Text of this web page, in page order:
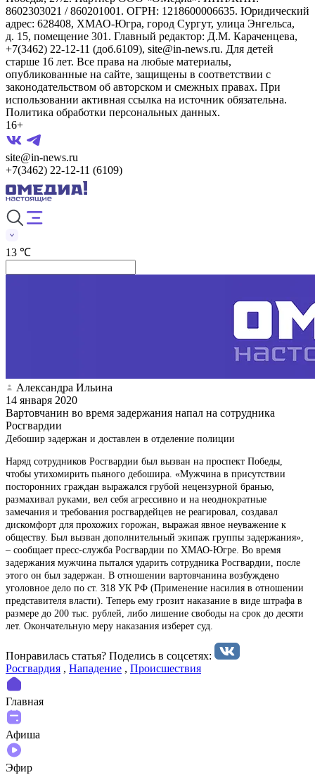
8602303021 / 860201001. ОГРН: 1218600006635. Юридический
адрес: 628408, ХМАО-Югра, город Сургут, улица Энгельса,
д. 15, помещение 301. Главный редактор: Д.М. Караченцева,
+7(3462) 22-12-11 (доб.6109), site@in-news.ru. Для детей
старше 16 лет. Все права на любые материалы,
опубликованные на сайте, защищены в соответствии с
законодательством об авторском и смежных правах. При
использовании активная ссылка на источник обязательна.
Политика обработки персональных данных.
16+
site@in-news.ru
+7(3462) 22-12-11 (6109)
13 ℃
Александра Ильина
14 января 2020
Вартовчанин во время задержания напал на сотрудника
Росгвардии
Дебошир задержан и доставлен в отделение полиции
Наряд сотрудников Росгвардии был вызван на проспект Победы,
чтобы утихомирить пьяного дебошира. «Мужчина в присутствии
посторонних граждан выражался грубой нецензурной бранью,
размахивал руками, вел себя агрессивно и на неоднократные
замечания и требования росгвардейцев не реагировал, создавал
дискомфорт для прохожих горожан, выражая явное неуважение к
обществу. Был вызван дополнительный экипаж группы задержания»,
– сообщает пресс-служба Росгвардии по ХМАО-Югре. Во время
задержания мужчина пытался ударить сотрудника Росгвардии, после
этого он был задержан. В отношении вартовчанина возбуждено
уголовное дело по ст. 318 УК РФ (Применение насилия в отношении
представителя власти). Теперь ему грозит наказание в виде штрафа в
размере до 200 тыс. рублей, либо лишение свободы на срок до десяти
лет. Окончательную меру наказания изберет суд.
Понравилась статья? Поделиcь в соцсетях:
Росгвардия , Нападение , Происшествия
Главная
Афиша
Эфир